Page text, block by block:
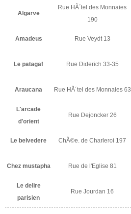
Algarve
Rue HÃ´tel des Monnaies
190
Amadeus Rue Veydt 13
Le patagaf Rue Diderich 33-35
Araucana Rue HÃ´tel des Monnaies 63
L'arcade
d'orient
Rue Dejoncker 26
Le belvedere ChÃ©e. de Charleroi 197
Chez mustapha Rue de l'Eglise 81
Le delire
parisien
Rue Jourdan 16